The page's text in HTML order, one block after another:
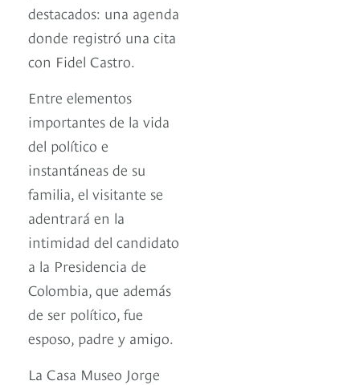
destacados: una agenda
donde registró una cita
con Fidel Castro.
Entre elementos
importantes de la vida
del político e
instantáneas de su
familia, el visitante se
adentrará en la
intimidad del candidato
a la Presidencia de
Colombia, que además
de ser político, fue
esposo, padre y amigo.
La Casa Museo Jorge